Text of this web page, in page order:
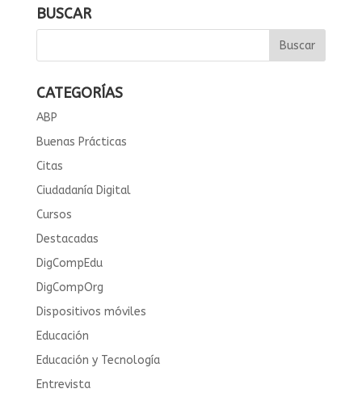
BUSCAR
CATEGORÍAS
ABP
Buenas Prácticas
Citas
Ciudadanía Digital
Cursos
Destacadas
DigCompEdu
DigCompOrg
Dispositivos móviles
Educación
Educación y Tecnología
Entrevista